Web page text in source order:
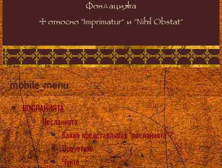
Фондацията
☩ относно "Imprimatur" и "Nihil Obstat"
mobile_menu
ПОСЛАНИЯТА
Посланията
Какво представляват “посланията”?
Прочетете
Чуйте